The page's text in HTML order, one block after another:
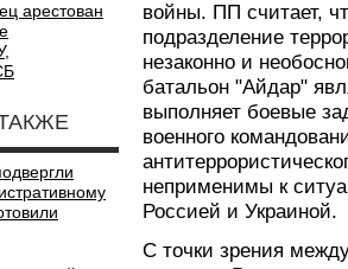
арестован
войны. ПП считает,
подразделение
незаконно и
батальон "Айдар"
выполняет боевые
военного
неприменимы к
Россией и Украиной.
С точки зрения